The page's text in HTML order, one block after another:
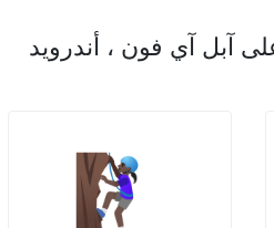
آبل آي فون ، أندرويد